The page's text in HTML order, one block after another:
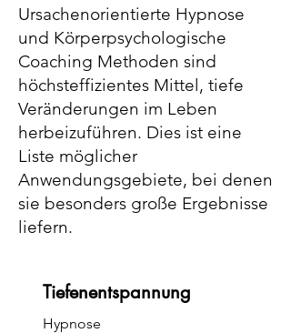
Ursachenorientierte Hypnose
und Körperpsychologische
Coaching Methoden sind
höchsteffizientes Mittel, tiefe
Veränderungen im Leben
herbeizuführen. Dies ist eine
Liste möglicher
Anwendungsgebiete, bei denen
sie besonders große Ergebnisse
liefern.
Tiefenentspannung
Hypnose